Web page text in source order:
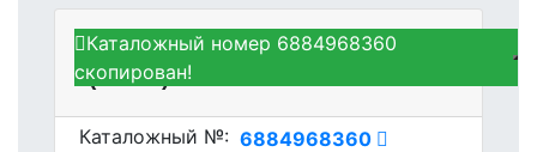
Kubota 6884968360 - Шланг
(HOSE)
Каталожный №: 6884968360
Каталожный номер 6884968360
скопирован!